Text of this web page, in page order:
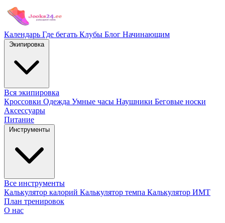
Календарь Где бегать Клубы Блог Начинающим
Экипировка
Вся экипировка
Кроссовки Одежда Умные часы Наушники Беговые носки
Аксессуары
Питание
Все инструменты
Калькулятор калорий Калькулятор темпа Калькулятор ИМТ
План тренировок
О нас